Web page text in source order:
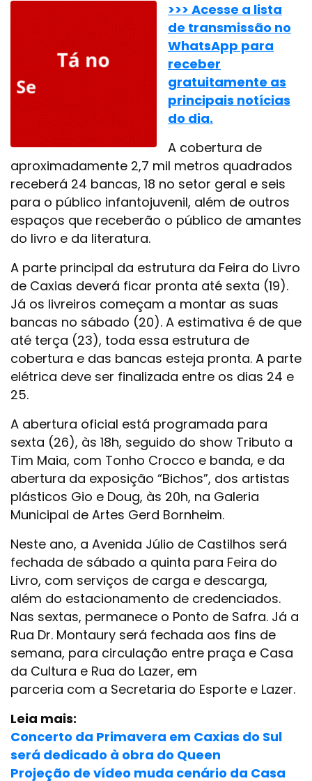
>>> Acesse a lista
de transmissão no
WhatsApp para
receber
gratuitamente as
principais notícias
do dia.
A cobertura de
aproximadamente 2,7 mil metros quadrados
receberá 24 bancas, 18 no setor geral e seis
para o público infantojuvenil, além de outros
espaços que receberão o público de amantes
do livro e da literatura.
A parte principal da estrutura da Feira do Livro
de Caxias deverá ficar pronta até sexta (19).
Já os livreiros começam a montar as suas
bancas no sábado (20). A estimativa é de que
até terça (23), toda essa estrutura de
cobertura e das bancas esteja pronta. A parte
elétrica deve ser finalizada entre os dias 24 e
25.
A abertura oficial está programada para
sexta (26), às 18h, seguido do show Tributo a
Tim Maia, com Tonho Crocco e banda, e da
abertura da exposição “Bichos”, dos artistas
plásticos Gio e Doug, às 20h, na Galeria
Municipal de Artes Gerd Bornheim.
Neste ano, a Avenida Júlio de Castilhos será
fechada de sábado a quinta para Feira do
Livro, com serviços de carga e descarga,
além do estacionamento de credenciados.
Nas sextas, permanece o Ponto de Safra. Já a
Rua Dr. Montaury será fechada aos fins de
semana, para circulação entre praça e Casa
da Cultura e Rua do Lazer, em
parceria com a Secretaria do Esporte e Lazer.
Leia mais:
Concerto da Primavera em Caxias do Sul
será dedicado à obra do Queen
Projeção de vídeo muda cenário da Casa